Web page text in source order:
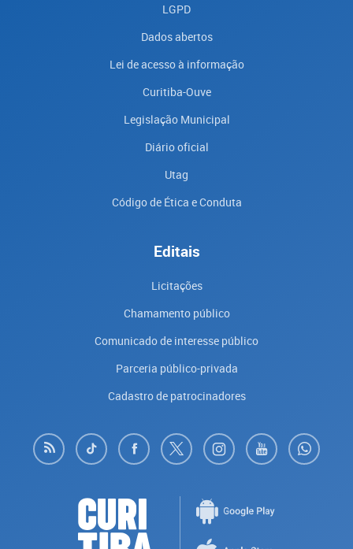
LGPD
Dados abertos
Lei de acesso à informação
Curitiba-Ouve
Legislação Municipal
Diário oficial
Utag
Código de Ética e Conduta
Editais
Licitações
Chamamento público
Comunicado de interesse público
Parceria público-privada
Cadastro de patrocinadores